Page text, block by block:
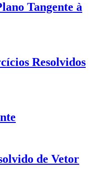
Tangente à
Resolvidos
de Vetor